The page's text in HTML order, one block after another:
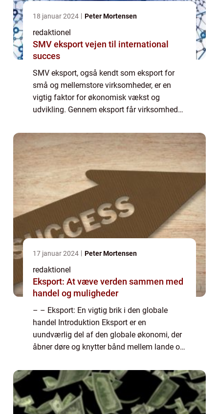
18 januar 2024 Peter Mortensen
redaktionel
SMV eksport vejen til international
succes
SMV eksport, også kendt som eksport for
små og mellemstore virksomheder, er en
vigtig faktor for økonomisk vækst og
udvikling. Gennem eksport får virksomheder
nå ud til en større kundebase, hvilket kan
føre ti...
17 januar 2024 Peter Mortensen
redaktionel
Eksport: At væve verden sammen med
handel og muligheder
– – Eksport: En vigtig brik i den globale
handel Introduktion Eksport er en
uundværlig del af den globale økonomi, der
åbner døre og knytter bånd mellem lande og
forskellige former, fra råvarer ti...